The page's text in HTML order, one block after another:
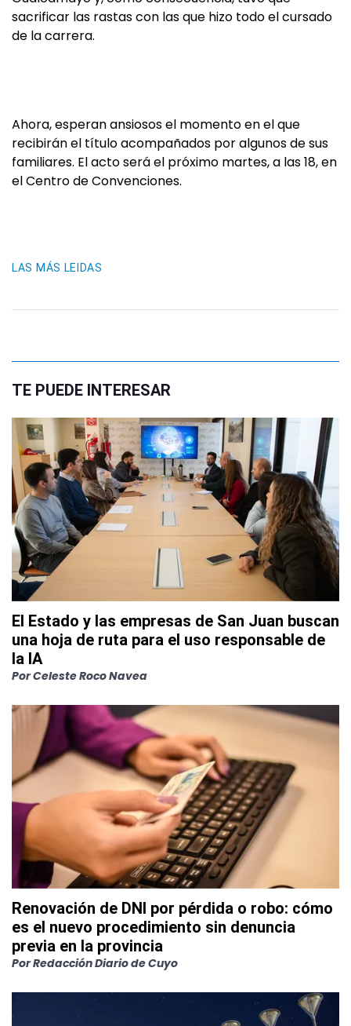
sacrificar las rastas con las que hizo todo el cursado
de la carrera.
Ahora, esperan ansiosos el momento en el que
recibirán el título acompañados por algunos de sus
familiares. El acto será el próximo martes, a las 18, en
el Centro de Convenciones.
LAS MÁS LEIDAS
TE PUEDE INTERESAR
El Estado y las empresas de San Juan buscan
una hoja de ruta para el uso responsable de
la IA
PorCeleste Roco Navea
Renovación de DNI por pérdida o robo: cómo
es el nuevo procedimiento sin denuncia
previa en la provincia
PorRedacción Diario de Cuyo